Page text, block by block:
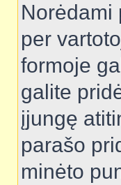
Norėdami
per
formoje
galite
įjungę
parašo
minėto